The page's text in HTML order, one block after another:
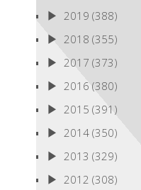
2019 (388)
2018 (355)
2017 (373)
2016 (380)
2015 (391)
2014(350)
2013 (329)
2012 (308)